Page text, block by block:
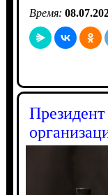
Время: